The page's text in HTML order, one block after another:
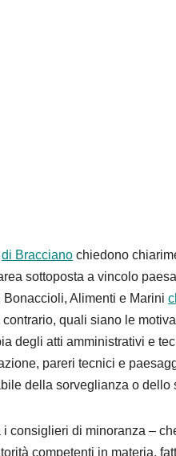
di Bracciano chiedono
sottoposta a vincolo
Alimenti e Marini
quali siano le
degli atti amministrativi e
pareri tecnici e
della sorveglianza o dello
consiglieri di minoranza –
competenti in materia,